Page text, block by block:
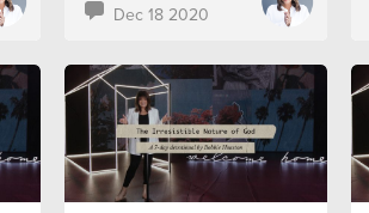
Dec 18 2020